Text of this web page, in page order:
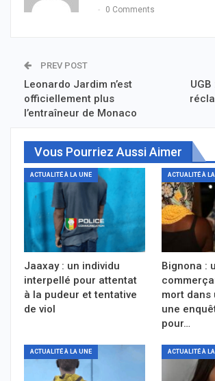
0 Comments
PREV POST
Leonardo Jardim n’est
officiellement plus
l’entraîneur de Monaco
Vous Pourriez Aussi Aimer
ACTUALITÉ À LA UNE
Jaaxay : un individu
interpellé pour attentat
à la pudeur et tentative
de viol
ACTUALITÉ À
Bignona :
mort dans
une
pour…
ACTUALITÉ À LA UNE ACTUALITÉ À